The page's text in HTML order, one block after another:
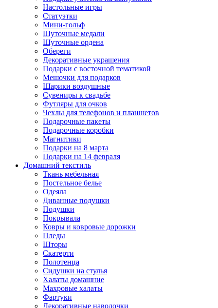
Настольные игры
Статуэтки
Мини-гольф
Шуточные медали
Шуточные ордена
Обереги
Декоративные украшения
Подарки с восточной тематикой
Мешочки для подарков
Шарики воздушные
Сувениры к свадьбе
Футляры для очков
Чехлы для телефонов и планшетов
Подарочные пакеты
Подарочные коробки
Магнитики
Подарки на 8 марта
Подарки на 14 февраля
Домашний текстиль
Ткань мебельная
Постельное белье
Одеяла
Диванные подушки
Подушки
Покрывала
Ковры и ковровые дорожки
Пледы
Шторы
Скатерти
Полотенца
Сидушки на стулья
Халаты домашние
Махровые халаты
Фартуки
Декоративные наволочки